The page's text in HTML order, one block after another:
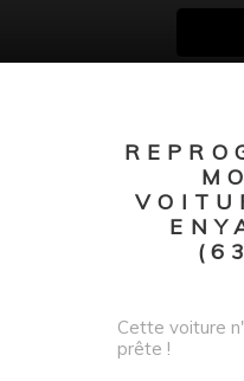
Cette voiture
prête !